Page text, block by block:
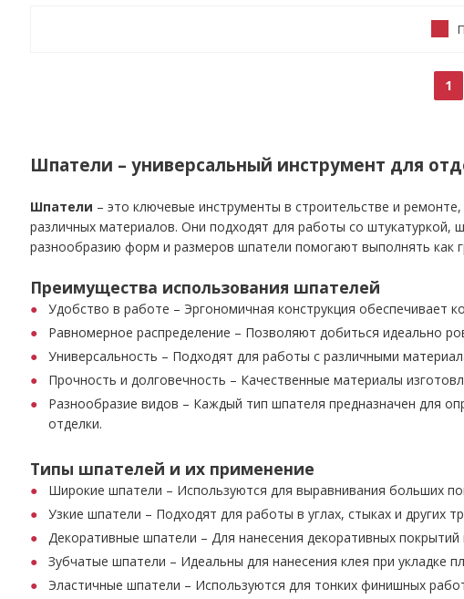
1
Шпатели – универсальный инструмент для
Шпатели – это ключевые инструменты в строительстве и
различных материалов. Они подходят для работы со штукатуркой,
разнообразию форм и размеров шпатели помогают выполнять как
Преимущества использования шпателей
Удобство в работе – Эргономичная конструкция обеспечивает
Равномерное распределение – Позволяют добиться идеально
Универсальность – Подходят для работы с различными
Прочность и долговечность – Качественные материалы
Разнообразие видов – Каждый тип шпателя предназначен для
отделки.
Типы шпателей и их применение
Широкие шпатели – Используются для выравнивания больших
Узкие шпатели – Подходят для работы в углах, стыках и других
Декоративные шпатели – Для нанесения декоративных покрытий
Зубчатые шпатели – Идеальны для нанесения клея при укладке
Эластичные шпатели – Используются для тонких финишных